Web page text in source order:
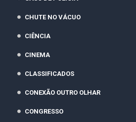
CHUTE NO VÁCUO
CIÊNCIA
CINEMA
CLASSIFICADOS
CONEXÃO OUTRO OLHAR
CONGRESSO